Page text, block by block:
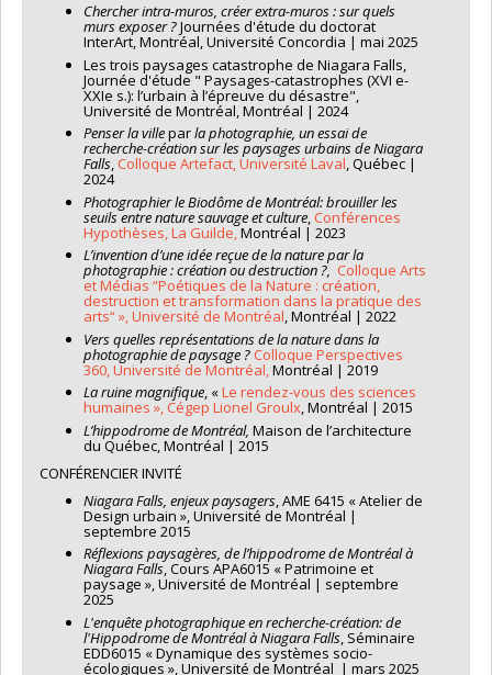
Chercher intra-muros, créer extra-muros : sur quels
murs exposer ?Journées d'étude du doctorat
InterArt, Montréal, Université Concordia | mai 2025
Les trois paysages catastrophe de Niagara Falls,
Journée d'étude " Paysages-catastrophes (XVI e-
XXIe s.): l’urbain à l’épreuve du désastre",
Université de Montréal, Montréal | 2024
Penser la villeparla photographie, un essai de
recherche-création sur les paysages urbains de Niagara
Falls, Colloque Artefact, Université Laval, Québec |
2024
Photographier le Biodôme de Montréal: brouiller les
seuils entre nature sauvage et culture Conférences
Hypothèses, La Guilde,Montréal | 2023
L’invention d’une idée reçue de la nature par la
photographie : création ou destruction ?, Colloque Arts
et Médias “Poétiques de la Nature : création,
destruction et transformation dans la pratique des
arts“ », Université de Montréal, Montréal | 2022
Vers quelles représentations de la nature dans la
photographie de paysage ? Colloque Perspectives
360, Université de Montréal, Montréal | 2019
La ruine magnifique, «Le rendez-vous des sciences
humaines », Cégep Lionel Groulx, Montréal | 2015
L’hippodrome de Montréal, Maison de l’architecture
du Québec, Montréal | 2015
CONFÉRENCIER INVITÉ
Niagara Falls, enjeux paysagers , AME 6415 « Atelier de
Design urbain », Université de Montréal |
septembre 2015
Réflexions paysagères, de l’hippodrome de Montréal à
Niagara Falls, Cours APA6015 « Patrimoine et
paysage », Université de Montréal | septembre
2025
L'enquête photographique en recherche-création: de
l'Hippodrome de Montréal à Niagara Falls , Séminaire
EDD6015 « Dynamique des systèmes socio-
écologiques », Université de Montréal | mars 2025